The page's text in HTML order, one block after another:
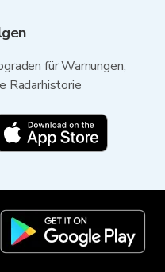
für Warnungen,
Radarhistorie